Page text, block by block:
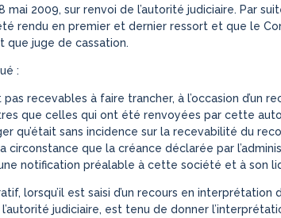
2009, sur renvoi de l’autorité judiciaire. Par
rendu en premier et dernier ressort et que le
juge de cassation.
:
recevables à faire trancher, à l’occasion d’un
que celles qui ont été renvoyées par cette
qu’était sans incidence sur la recevabilité du
circonstance que la créance déclarée par
notification préalable à cette société et à son
lorsqu’il est saisi d’un recours en interprétation
judiciaire, est tenu de donner